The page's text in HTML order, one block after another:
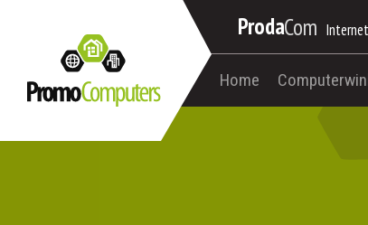
ProdaCom Internet
Home